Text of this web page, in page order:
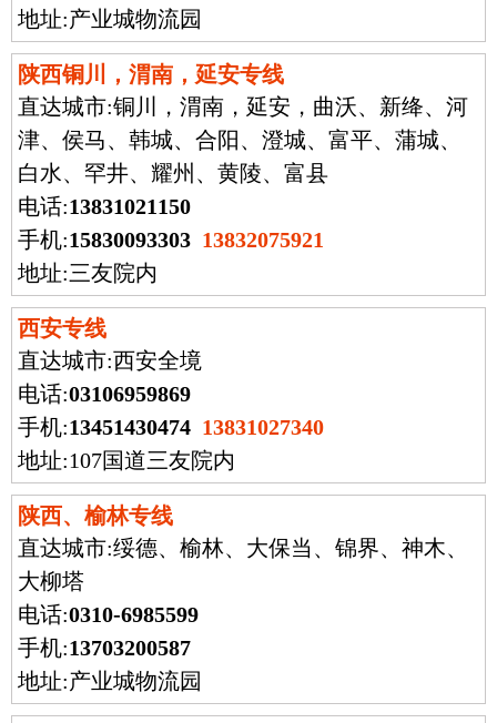
地址:产业城物流园
陕西铜川，渭南，延安专线
直达城市:铜川，渭南，延安，曲沃、新绛、河
津、侯马、韩城、合阳、澄城、富平、蒲城、
白水、罕井、耀州、黄陵、富县
电话:13831021150
手机:15830093303 13832075921
地址:三友院内
西安专线
直达城市:西安全境
电话:03106959869
手机:13451430474 13831027340
地址:107国道三友院内
陕西、榆林专线
直达城市:绥德、榆林、大保当、锦界、神木、
大柳塔
电话:0310-6985599
手机:13703200587
地址:产业城物流园